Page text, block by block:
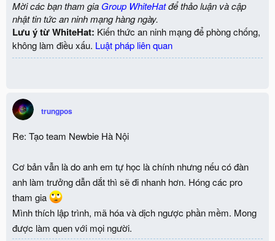
Mời các bạn tham gia Group WhiteHatđể thảo luận và cập
nhật tin tức an ninh mạng hàng ngày.
Lưu ý từ WhiteHat: Kiến thức an ninh mạng để phòng chống,
không làm điều xấu. Luật pháp liên quan
trungpos
Re: Tạo team Newbie Hà Nội
Cơ bản vẫn là do anh em tự học là chính nhưng nếu có đàn
anh làm trưởng dẫn dắt thì sẽ đi nhanh hơn. Hóng các pro
tham gia
Mình thích lập trình, mã hóa và dịch ngược phần mềm. Mong
được làm quen với mọi người.